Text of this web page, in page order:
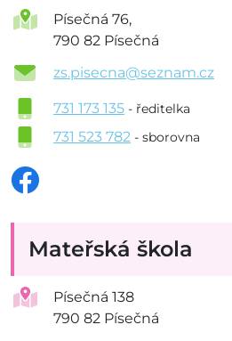
Písečná 76,
790 82 Písečná
zs.pisecna@seznam.cz
731 173 135 - ředitelka
731 523 782 - sborovna
Mateřská škola
Písečná 138
790 82 Písečná